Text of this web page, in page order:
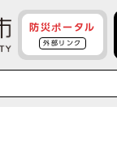
防災ポータル
外部リンク